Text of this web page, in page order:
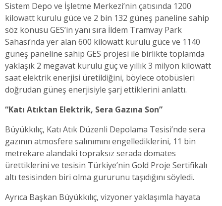
Sistem Depo ve İşletme Merkezi’nin çatısında 1200
kilowatt kurulu güce ve 2 bin 132 güneş paneline sahip
söz konusu GES’in yanı sıra İldem Tramvay Park
Sahası’nda yer alan 600 kilowatt kurulu güce ve 1140
güneş paneline sahip GES projesi ile birlikte toplamda
yaklaşık 2 megavat kurulu güç ve yıllık 3 milyon kilowatt
saat elektrik enerjisi üretildiğini, böylece otobüsleri
doğrudan güneş enerjisiyle şarj ettiklerini anlattı.
“Katı Atıktan Elektrik, Sera Gazına Son”
Büyükkılıç, Katı Atık Düzenli Depolama Tesisi’nde sera
gazının atmosfere salınımını engellediklerini, 11 bin
metrekare alandaki topraksız serada domates
ürettiklerini ve tesisin Türkiye’nin Gold Proje Sertifikalı
altı tesisinden biri olma gururunu taşıdığını söyledi.
Ayrıca Başkan Büyükkılıç, vizyoner yaklaşımla hayata